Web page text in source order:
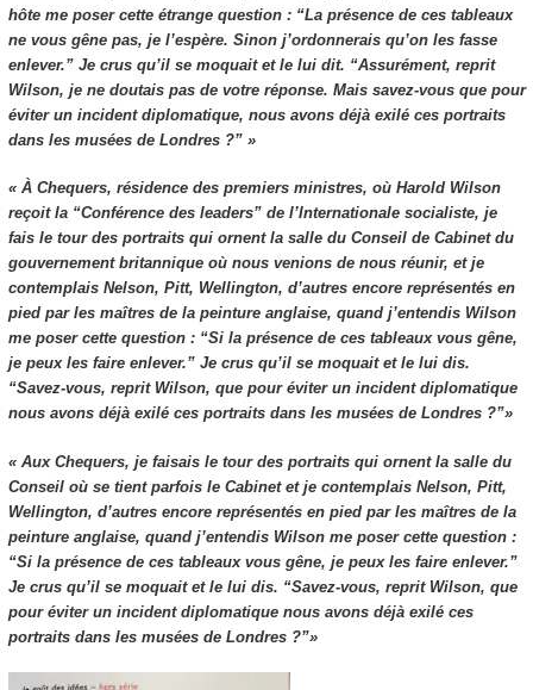
hôte me poser cette étrange question : “La présence de ces tableaux
ne vous gêne pas, je l’espère. Sinon j’ordonnerais qu’on les fasse
enlever.” Je crus qu’il se moquait et le lui dit. “Assurément, reprit
Wilson, je ne doutais pas de votre réponse. Mais savez-vous que pour
éviter un incident diplomatique, nous avons déjà exilé ces portraits
dans les musées de Londres ?” »
« À Chequers, résidence des premiers ministres, où Harold Wilson
reçoit la “Conférence des leaders” de l’Internationale socialiste, je
fais le tour des portraits qui ornent la salle du Conseil de Cabinet du
gouvernement britannique où nous venions de nous réunir, et je
contemplais Nelson, Pitt, Wellington, d’autres encore représentés en
pied par les maîtres de la peinture anglaise, quand j’entendis Wilson
me poser cette question : “Si la présence de ces tableaux vous gêne,
je peux les faire enlever.” Je crus qu’il se moquait et le lui dis.
“Savez-vous, reprit Wilson, que pour éviter un incident diplomatique
nous avons déjà exilé ces portraits dans les musées de Londres ?”»
« Aux Chequers, je faisais le tour des portraits qui ornent la salle du
Conseil où se tient parfois le Cabinet et je contemplais Nelson, Pitt,
Wellington, d’autres encore représentés en pied par les maîtres de la
peinture anglaise, quand j’entendis Wilson me poser cette question :
“Si la présence de ces tableaux vous gêne, je peux les faire enlever.”
Je crus qu’il se moquait et le lui dis. “Savez-vous, reprit Wilson, que
pour éviter un incident diplomatique nous avons déjà exilé ces
portraits dans les musées de Londres ?”»